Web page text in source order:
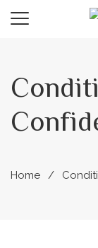
Home